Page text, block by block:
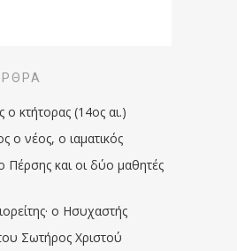
κτήτορας (14ος αι.)
ο νέος, ο ιαματικός
Πέρσης και οι δύο μαθητές
· ο Ησυχαστής
Σωτήρος Χριστού